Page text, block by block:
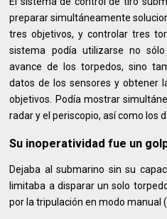
preparar simultáneamente
tres objetivos, y controlar tres
sistema podía utilizarse no
avance de los torpedos, sino
datos de los sensores y obtener
objetivos. Podía mostrar
radar y el periscopio, así como los
Su inoperatividad fue un
Dejaba al submarino sin su
limitaba a disparar un solo
por la tripulación en modo manual